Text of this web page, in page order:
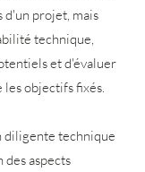
d'un projet, mais
technique,
et d'évaluer
les objectifs fixés.
diligente technique
des aspects